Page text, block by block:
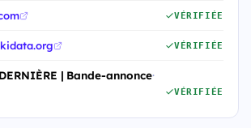
VÉRIFIÉE
VÉRIFIÉE
| Bande-annonce·
VÉRIFIÉE